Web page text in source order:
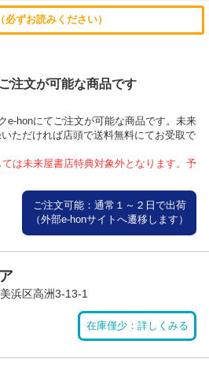
ずお読みください）
注文が可能な商品です
e-honにてご注文が可能な商品です。未来
ただければ店頭で送料無料にてお受取で
は未来屋書店特典対象外となります。予
ご注文可能：通常１～２日で出荷
（外部e-honサイトへ遷移します）
浜区高洲3-13-1
在庫僅少：詳しくみる